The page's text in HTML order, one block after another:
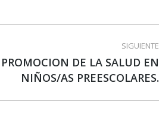
SIGUIENTE
PROMOCION DE LA SALUD EN
NIÑOS/AS PREESCOLARES.